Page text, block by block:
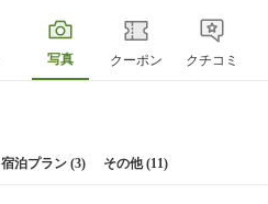
写真 クーポン クチコミ
宿泊プラン (3) その他 (11)